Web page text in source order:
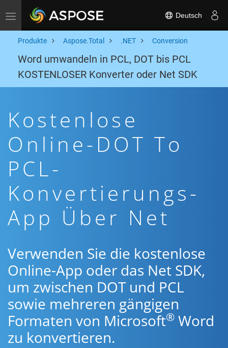
Toggle navigation Deutsch
Produkte Aspose.Total .NET Conversion
Word umwandeln in PCL, DOT bis PCL
KOSTENLOSER Konverter oder Net SDK
Kostenlose
Online-DOT To
PCL-
Konvertierungs-
App Über Net
Verwenden Sie die kostenlose
Online-App oder das Net SDK,
um zwischen DOT und PCL
sowie mehreren gängigen
Formaten von Microsoft® Word
zu konvertieren.